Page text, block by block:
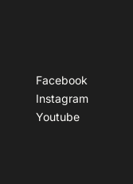
Facebook
Instagram
Youtube